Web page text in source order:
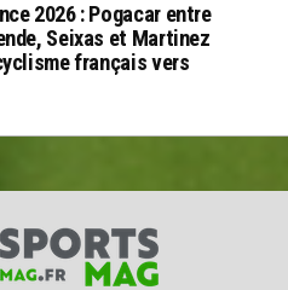
2026 : Pogacar entre
Seixas et Martinez
français vers